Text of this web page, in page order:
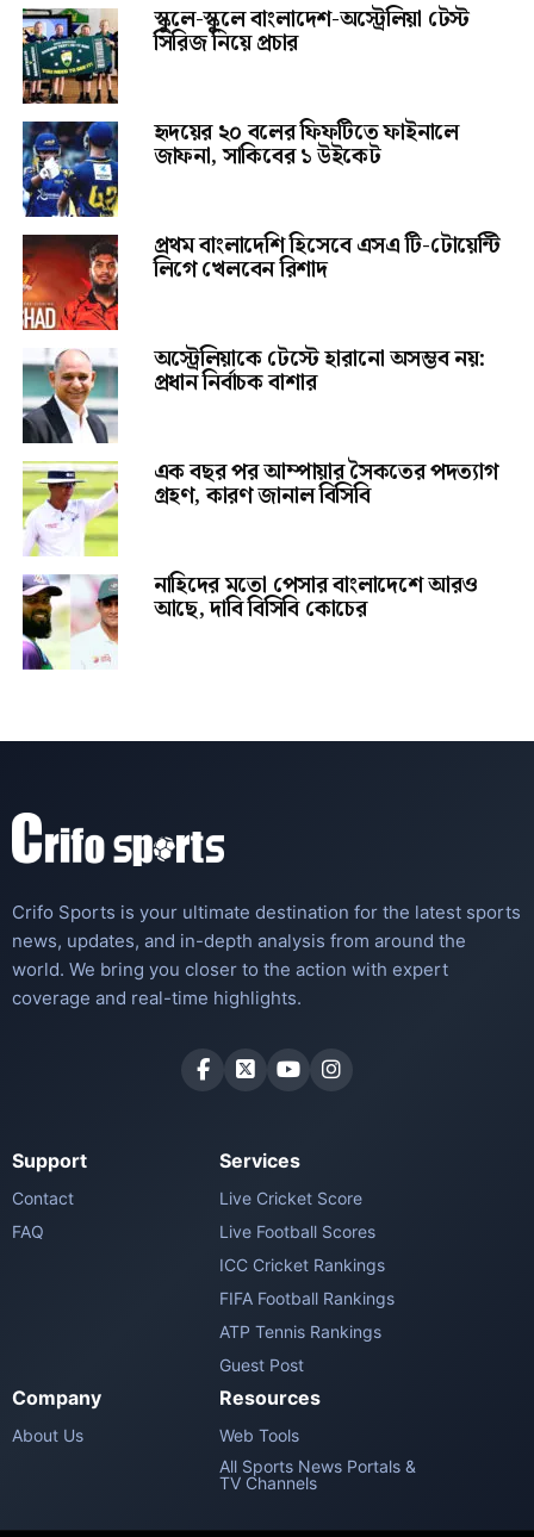
স্কুলে-স্কুলে বাংলাদেশ-অস্ট্রেলিয়া টেস্ট
সিরিজ নিয়ে প্রচার
হৃদয়ের ২০ বলের ফিফটিতে ফাইনালে
জাফনা, সাকিবের ১ উইকেট
প্রথম বাংলাদেশি হিসেবে এসএ টি-টোয়েন্টি
লিগে খেলবেন রিশাদ
অস্ট্রেলিয়াকে টেস্টে হারানো অসম্ভব নয়:
প্রধান নির্বাচক বাশার
এক বছর পর আম্পায়ার সৈকতের পদত্যাগ
গ্রহণ, কারণ জানাল বিসিবি
নাহিদের মতো পেসার বাংলাদেশে আরও
আছে, দাবি বিসিবি কোচের
Crifo Sports is your ultimate destination for the latest sports
news, updates, and in-depth analysis from around the
world. We bring you closer to the action with expert
coverage and real-time highlights.
Support
Contact
FAQ
Services
Live Cricket Score
Live Football Scores
ICC Cricket Rankings
FIFA Football Rankings
ATP Tennis Rankings
Guest Post
Company
About Us
Resources
Web Tools
All Sports News Portals &
TV Channels